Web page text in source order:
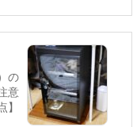
の
意
】